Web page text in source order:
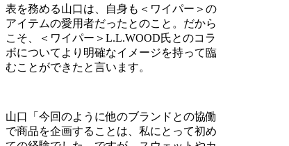
表を務める山口は、自身も＜ワイパー＞の
アイテムの愛用者だったとのこと。だから
こそ、＜ワイパー＞L.L.WOOD氏とのコラ
ボについてより明確なイメージを持って臨
むことができたと言います。
山口
「今回のように他のブランドとの協働
で商品を企画することは、私にとって初め